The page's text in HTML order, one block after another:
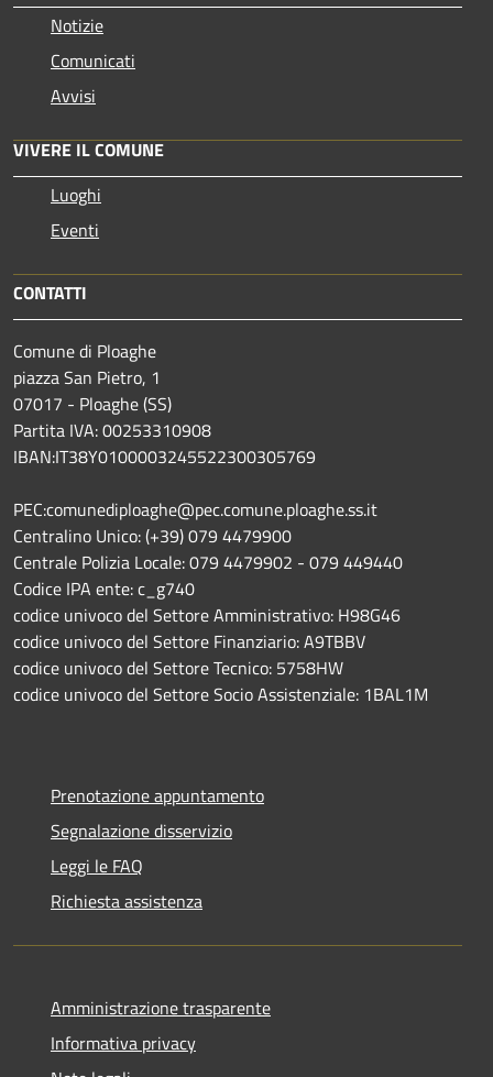
Notizie
Comunicati
Avvisi
VIVERE IL COMUNE
Luoghi
Eventi
CONTATTI
Comune di Ploaghe
piazza San Pietro, 1
07017 - Ploaghe (SS)
Partita IVA: 00253310908
IBAN:IT38Y0100003245522300305769
PEC:comunediploaghe@pec.comune.ploaghe.ss.it
Centralino Unico: (+39) 079 4479900
Centrale Polizia Locale: 079 4479902 - 079 449440
Codice IPA ente: c_g740
codice univoco del Settore Amministrativo: H98G46
codice univoco del Settore Finanziario: A9TBBV
codice univoco del Settore Tecnico: 5758HW
codice univoco del Settore Socio Assistenziale: 1BAL1M
Prenotazione appuntamento
Segnalazione disservizio
Leggi le FAQ
Richiesta assistenza
Amministrazione trasparente
Informativa privacy